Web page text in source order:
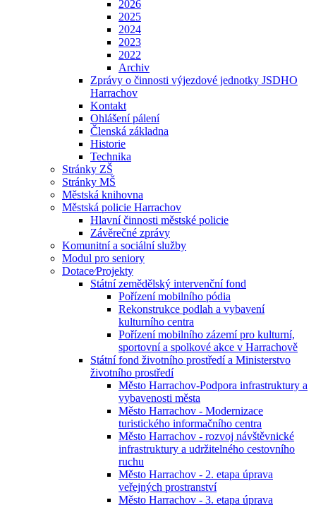
2026
2025
2024
2023
2022
Archiv
Zprávy o činnosti výjezdové jednotky JSDHO
Harrachov
Kontakt
Ohlášení pálení
Členská základna
Historie
Technika
Stránky ZŠ
Stránky MŠ
Městská knihovna
Městská policie Harrachov
Hlavní činnosti městské policie
Závěrečné zprávy
Komunitní a sociální služby
Modul pro seniory
Dotace⁄Projekty
Státní zemědělský intervenční fond
Pořízení mobilního pódia
Rekonstrukce podlah a vybavení
kulturního centra
Pořízení mobilního zázemí pro kulturní,
sportovní a spolkové akce v Harrachově
Státní fond životního prostředí a Ministerstvo
životního prostředí
Město Harrachov-Podpora infrastruktury a
vybavenosti města
Město Harrachov - Modernizace
turistického informačního centra
Město Harrachov - rozvoj návštěvnické
infrastruktury a udržitelného cestovního
ruchu
Město Harrachov - 2. etapa úprava
veřejných prostranství
Město Harrachov - 3. etapa úprava